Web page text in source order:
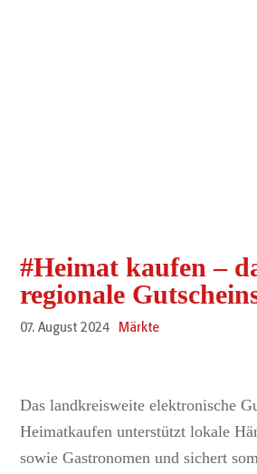
#Heimat kaufen –
regionale
07. August 2024 Märkte
Das landkreisweite elektronische
Heimatkaufen unterstützt lokale
sowie Gastronomen und sichert